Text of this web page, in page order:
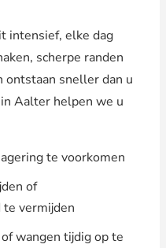
intensief, elke dag
scherpe randen
ontstaan sneller dan u
Aalter helpen we u
te voorkomen
of
vermijden
wangen tijdig op te